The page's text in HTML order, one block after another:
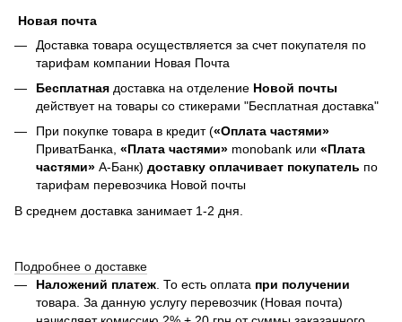
Новая почта
Доставка товара осуществляется за счет покупателя по
тарифам компании Новая Почта
Бесплатная доставка на отделение Новой почты
действует на товары со стикерами "Бесплатная доставка"
При покупке товара в кредит («Оплата частями»
ПриватБанка, «Плата частями» monobank или «Плата
частями» А-Банк) доставку оплачивает покупатель по
тарифам перевозчика Новой почты
В среднем доставка занимает 1-2 дня.
Подробнее о доставке
Наложений платеж . То есть оплата при получении
товара. За данную услугу перевозчик (Новая почта)